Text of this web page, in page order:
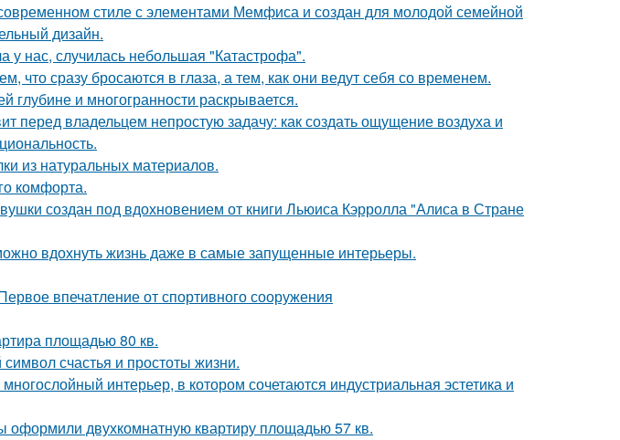
стиле с элементами Мемфиса и создан для молодой семейной
дизайн.
у нас, случилась небольшая "Катастрофа".
что сразу бросаются в глаза, а тем, как они ведут себя со временем.
глубине и многогранности раскрывается.
перед владельцем непростую задачу: как создать ощущение воздуха и
из натуральных материалов.
комфорта.
создан под вдохновением от книги Льюиса Кэрролла "Алиса в Стране
вдохнуть жизнь даже в самые запущенные интерьеры.
впечатление от спортивного сооружения
площадью 80 кв.
счастья и простоты жизни.
интерьер, в котором сочетаются индустриальная эстетика и
оформили двухкомнатную квартиру площадью 57 кв.